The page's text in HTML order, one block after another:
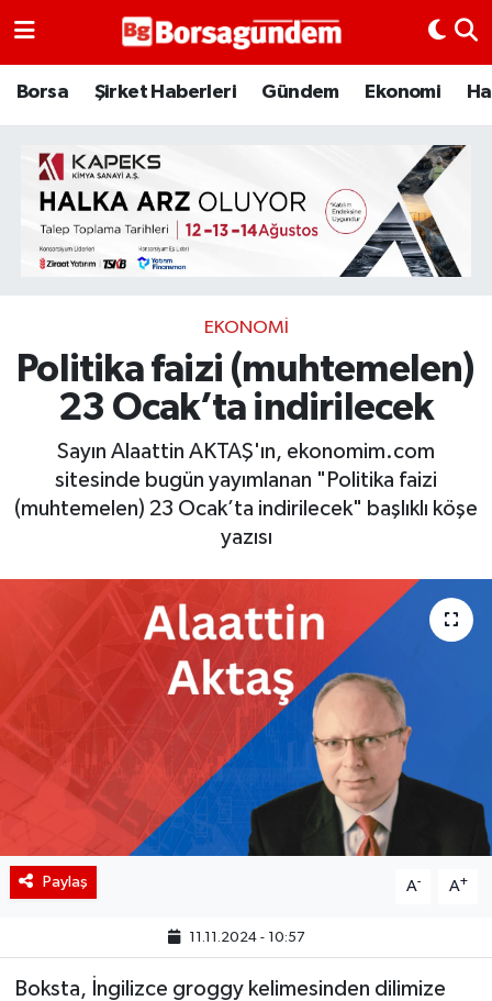
Borsa Şirket Haberleri Gündem Ekonomi
EKONOMI
Politika faizi (muhtemelen)
23 Ocak’ta indirilecek
Sayın Alaattin AKTAŞ'ın, ekonomim.com
sitesinde bugün yayımlanan "Politika faizi
(muhtemelen) 23 Ocak’ta indirilecek" başlıklı köşe
yazısı
Paylaş A- A+
11.11.2024 - 10:57
Boksta, İngilizce groggy kelimesinden dilimize
Borsa
Emtia
Galeri
Bitcoin
Şirket Haberleri
Borsa Gundem
BIST 100 Isı Haritası
Coin Isı Haritası
Ekonomik Takvim
Kiripto Para Piyasası
Gizlilik Sözleşmesi
Hakkımızda
İletişim